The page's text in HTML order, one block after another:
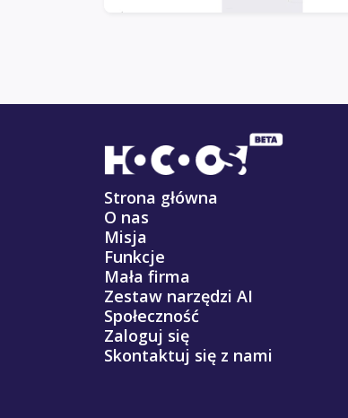
Strona główna
O nas
Misja
Funkcje
Mała firma
Zestaw narzędzi AI
Społeczność
Zaloguj się
Skontaktuj się z nami